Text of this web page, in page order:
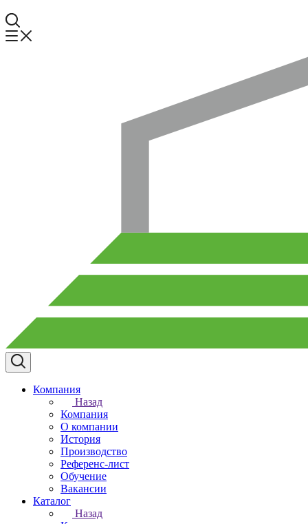
Компания
Назад
Компания
О компании
История
Производство
Референс-лист
Обучение
Вакансии
Каталог
Назад